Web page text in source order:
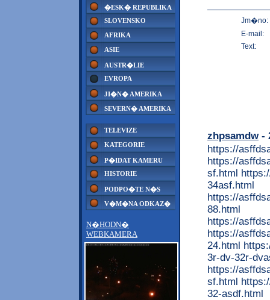
�ESK� REPUBLIKA
SLOVENSKO
AFRIKA
ASIE
AUSTR�LIE
EVROPA
JI�N� AMERIKA
SEVERN� AMERIKA
TELEVIZE
KATEGORIE
P�IDAT KAMERU
HISTORIE
PODPO�TE N�S
V�M�NA ODKAZ�
N�HODN�
WEBKAMERA
Jm�no:
E-mail:
Text:
zhpsamdw-
https://
https://
sf.html
34asf.html
https://
88.html
https://
https://
24.html
3r-dv-32r-
https://
sf.html
32-asdf.html